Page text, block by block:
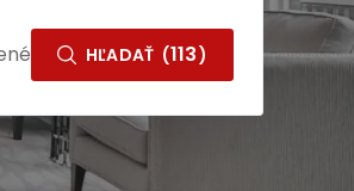
HĽADAŤ (113)